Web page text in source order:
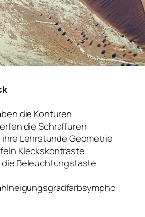
die Konturen
die Schraffuren
ihre Lehrstunde Geometrie
Kleckskontraste
Beleuchtungstaste